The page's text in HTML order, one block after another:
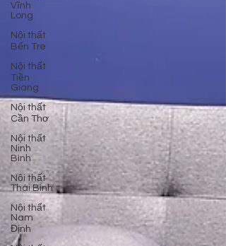
Vĩnh
Long
Nội thất
Bến Tre
Nội thất
Tiền
Giang
Nội thất
Cần Thơ
Nội thất
Ninh
Bình
Nội thất
Thái Bình
Nội thất
Nam
Định